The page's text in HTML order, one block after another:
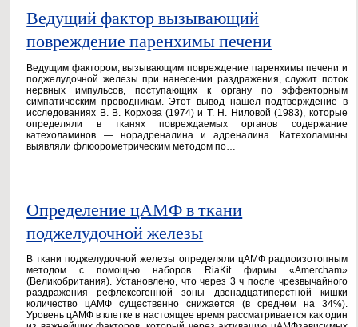
Ведущий фактор вызывающий
повреждение паренхимы печени
Ведущим фактором, вызывающим повреждение паренхимы печени и
поджелудочной железы при нанесении раздражения, служит поток
нервных импульсов, поступающих к органу по эффекторным
симпатическим проводникам. Этот вывод нашел подтверждение в
исследованиях В. В. Корхова (1974) и Т. Н. Ниловой (1983), которые
определяли в тканях повреждаемых органов содержание
катехоламинов — норадреналина и адреналина. Катехоламины
выявляли флюорометрическим методом по…
Определение цАМФ в ткани
поджелудочной железы
В ткани поджелудочной железы определяли цАМФ радиоизотопным
методом с помощью наборов RiaKit фирмы «Amercham»
(Великобритания). Установлено, что через 3 ч после чрезвычайного
раздражения рефлексогенной зоны двенадцатиперстной кишки
количество цАМФ существенно снижается (в среднем на 34%).
Уровень цАМФ в клетке в настоящее время рассматривается как один